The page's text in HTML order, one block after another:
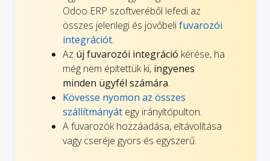
Odoo ERP szoftveréből lefedi az
összes jelenlegi és jövőbelifuvarozói
integrációt.
Az új fuvarozói integráció kérése, ha
még nem építettük ki, ingyenes
minden ügyfél számára.
Kövesse nyomon az összes
szállítmányát egy irányítópulton.
A fuvarozók hozzáadása, eltávolítása
vagy cseréje gyors és egyszerű.